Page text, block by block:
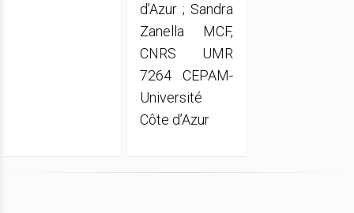
d’Azur ; Sandra
Zanella MCF,
CNRS UMR
7264 CEPAM-
Université
Côte d’Azur